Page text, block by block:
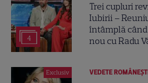
4
Trei cupluri
Iubirii –
întâmplă
nou cu Radu
Exclusiv VEDETE